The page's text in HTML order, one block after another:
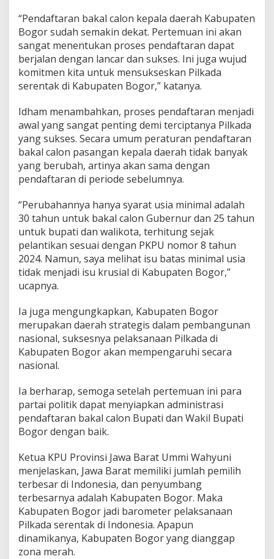
“Pendaftaran bakal calon kepala daerah Kabupaten
Bogor sudah semakin dekat. Pertemuan ini akan
sangat menentukan proses pendaftaran dapat
berjalan dengan lancar dan sukses. Ini juga wujud
komitmen kita untuk mensukseskan Pilkada
serentak di Kabupaten Bogor,” katanya.
Idham menambahkan, proses pendaftaran menjadi
awal yang sangat penting demi terciptanya Pilkada
yang sukses. Secara umum peraturan pendaftaran
bakal calon pasangan kepala daerah tidak banyak
yang berubah, artinya akan sama dengan
pendaftaran di periode sebelumnya.
“Perubahannya hanya syarat usia minimal adalah
30 tahun untuk bakal calon Gubernur dan 25 tahun
untuk bupati dan walikota, terhitung sejak
pelantikan sesuai dengan PKPU nomor 8 tahun
2024. Namun, saya melihat isu batas minimal usia
tidak menjadi isu krusial di Kabupaten Bogor,”
ucapnya.
Ia juga mengungkapkan, Kabupaten Bogor
merupakan daerah strategis dalam pembangunan
nasional, suksesnya pelaksanaan Pilkada di
Kabupaten Bogor akan mempengaruhi secara
nasional.
Ia berharap, semoga setelah pertemuan ini para
partai politik dapat menyiapkan administrasi
pendaftaran bakal calon Bupati dan Wakil Bupati
Bogor dengan baik.
Ketua KPU Provinsi Jawa Barat Ummi Wahyuni
menjelaskan, Jawa Barat memiliki jumlah pemilih
terbesar di Indonesia, dan penyumbang
terbesarnya adalah Kabupaten Bogor. Maka
Kabupaten Bogor jadi barometer pelaksanaan
Pilkada serentak di Indonesia. Apapun
dinamikanya, Kabupaten Bogor yang dianggap
zona merah.